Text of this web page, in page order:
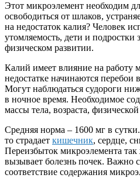
Этот микроэлемент необходим
освободиться от шлаков,
на недостаток калия? Человек
утомляемость, дети и подростки
физическом развитии.
Калий имеет влияние на работу
недостатке начинаются перебои
Могут наблюдаться судороги
в ночное время. Необходимое
массы тела, возраста,
Средняя норма – 1600 мг в
то страдает кишечник, сердце,
Переизбыток микроэлемента
вызывает болезнь почек. Важно
соответствие содержания